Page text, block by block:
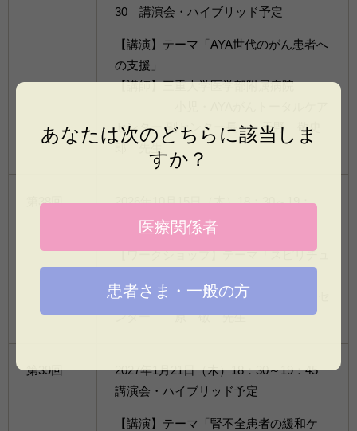
あなたは次のどちらに該当しま
すか？
医療関係者
患者さま・一般の方
30 講演会・ハイブリッド予定
【講演】テーマ「AYA世代のがん患者へ
の支援」
【講師】三重大学医学部附属病院
センター 副センター長 天野 敬史
郎 先生
第38回
2026年10月15日（木）18：30～19：
30 ワークショップ形式・対面のみ
【ワークショップ】テーマ「スピリチュ
【講師】さいたま赤十字病院緩和ケアセ
ンター 原 敬 先生
第39回
2027年1月21日（木）18：30～19：45
講演会・ハイブリッド予定
【講演】テーマ「腎不全患者の緩和ケ